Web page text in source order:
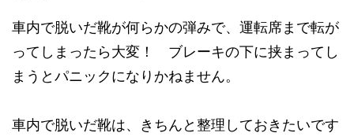
車内で脱いだ靴が何らかの弾みで、運転席まで転が
ってしまったら大変！ ブレーキの下に挟まってし
まうとパニックになりかねません。
車内で脱いだ靴は、きちんと整理しておきたいです